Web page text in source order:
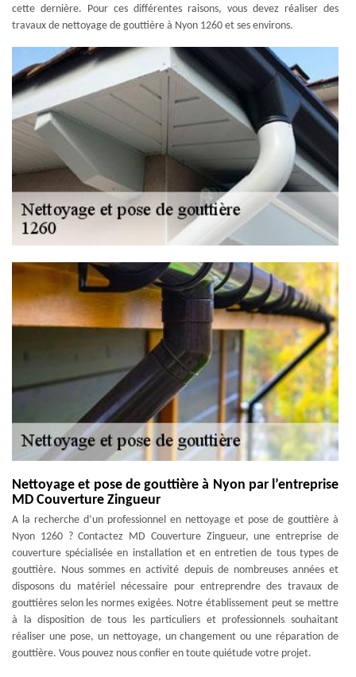
cette dernière. Pour ces différentes raisons, vous devez réaliser des
travaux de nettoyage de gouttière à Nyon 1260 et ses environs.
Nettoyage et pose de gouttière à Nyon par l’entreprise
MD Couverture Zingueur
A la recherche d’un professionnel en nettoyage et pose de gouttière à
Nyon 1260 ? Contactez MD Couverture Zingueur, une entreprise de
couverture spécialisée en installation et en entretien de tous types de
gouttière. Nous sommes en activité depuis de nombreuses années et
disposons du matériel nécessaire pour entreprendre des travaux de
gouttières selon les normes exigées. Notre établissement peut se mettre
à la disposition de tous les particuliers et professionnels souhaitant
réaliser une pose, un nettoyage, un changement ou une réparation de
gouttière. Vous pouvez nous confier en toute quiétude votre projet.